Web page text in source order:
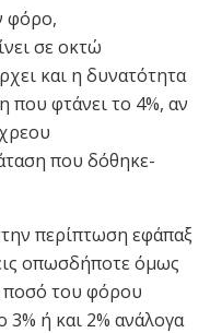
φόρο,
σε οκτώ
και η δυνατότητα
φτάνει το 4%, αν
που δόθηκε-
περίπτωση εφάπαξ
οπωσδήποτε όμως
ποσό του φόρου
3% ή και 2% ανάλογα